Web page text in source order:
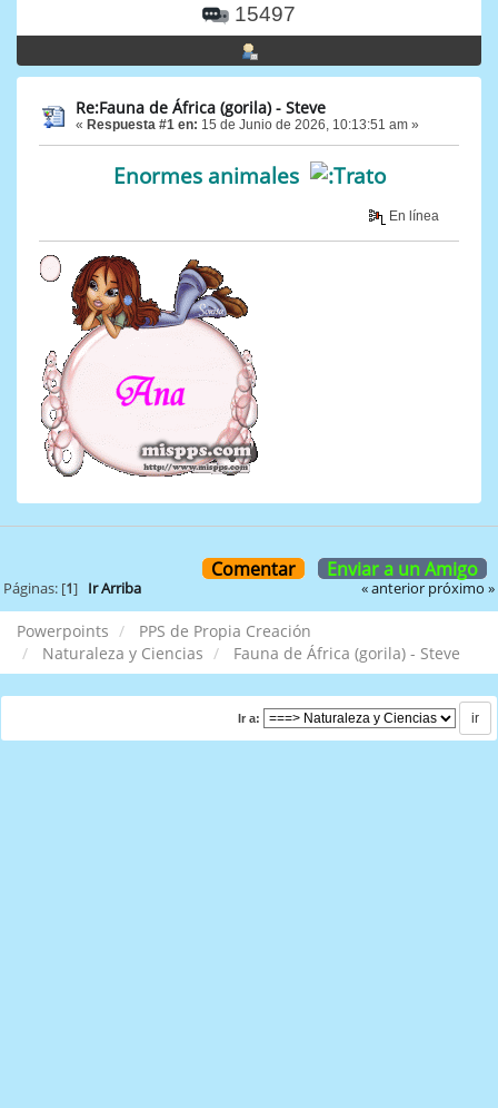
15497
Re:Fauna de África (gorila) - Steve
« Respuesta #1 en: 15 de Junio de 2026, 10:13:51 am »
Enormes animales
En línea
Comentar Enviar a un Amigo
Páginas: [1] Ir Arriba « anterior próximo »
Powerpoints
PPS de Propia Creación
Naturaleza y Ciencias
Fauna de África (gorila) - Steve
Ir a: